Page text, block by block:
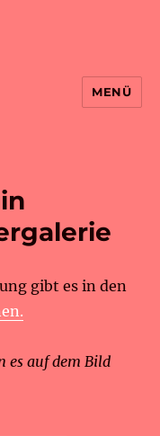
MENÜ
gibt es in den
es auf dem Bild